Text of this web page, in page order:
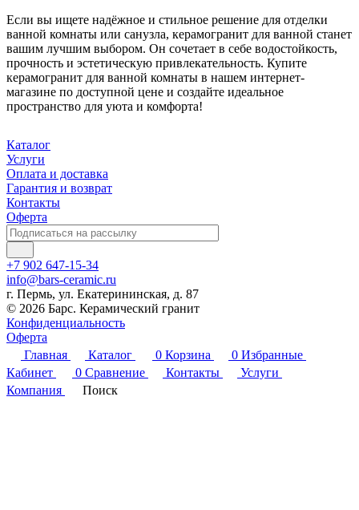
Если вы ищете надёжное и стильное решение для отделки
ванной комнаты или санузла, керамогранит для ванной станет
вашим лучшим выбором. Он сочетает в себе водостойкость,
прочность и эстетическую привлекательность. Купите
керамогранит для ванной комнаты в нашем интернет-
магазине по доступной цене и создайте идеальное
пространство для уюта и комфорта!
Каталог
Услуги
Оплата и доставка
Гарантия и возврат
Контакты
Оферта
+7 902 647-15-34
info@bars-ceramic.ru
г. Пермь, ул. Екатерининская, д. 87
© 2026 Барс. Керамический гранит
Конфиденциальность
Оферта
Главная
Каталог 0 Корзина 0 Избранные
Кабинет
0 Сравнение Контакты
Услуги
Компания
Поиск